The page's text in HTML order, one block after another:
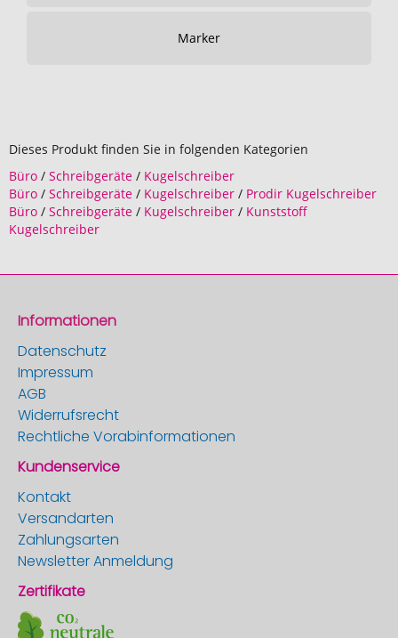
Marker
Dieses Produkt finden Sie in folgenden Kategorien
Büro / Schreibgeräte / Kugelschreiber
Büro / Schreibgeräte / Kugelschreiber / Prodir Kugelschreiber
Büro / Schreibgeräte / Kugelschreiber / Kunststoff
Kugelschreiber
Informationen
Datenschutz
Impressum
AGB
Widerrufsrecht
Rechtliche Vorabinformationen
Kundenservice
Kontakt
Versandarten
Zahlungsarten
Newsletter Anmeldung
Zertifikate